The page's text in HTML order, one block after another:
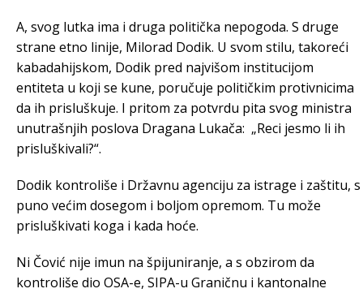
A, svog lutka ima i druga politička nepogoda. S druge
strane etno linije, Milorad Dodik. U svom stilu, takoreći
kabadahijskom, Dodik pred najvišom institucijom
entiteta u koji se kune, poručuje političkim protivnicima
da ih prisluškuje. I pritom za potvrdu pita svog ministra
unutrašnjih poslova Dragana Lukača: „Reci jesmo li ih
prisluškivali?“.
Dodik kontroliše i Državnu agenciju za istrage i zaštitu, s
puno većim dosegom i boljom opremom. Tu može
prisluškivati koga i kada hoće.
Ni Čović nije imun na špijuniranje, a s obzirom da
kontroliše dio OSA-e, SIPA-u Graničnu i kantonalne